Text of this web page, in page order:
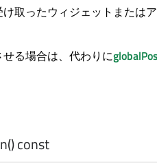
取ったウィジェットまたは
る場合は、代わりに
() const